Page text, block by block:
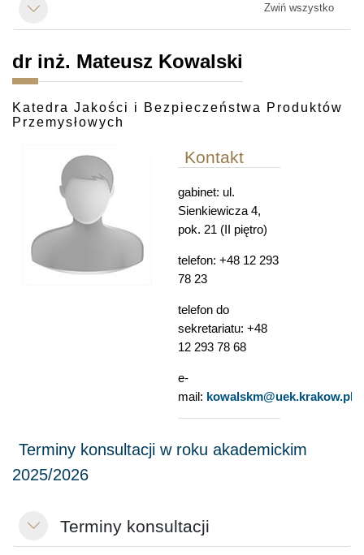
Minimalizuj Zwiń wszystko
dr inż. Mateusz Kowalski
Katedra Jakości i Bezpieczeństwa Produktów
Przemysłowych
Kontakt
gabinet: ul.
Sienkiewicza 4,
pok. 21 (II piętro)
telefon: +48 12 293
78 23
telefon do
sekretariatu: +48
12 293 78 68
e-
mail: kowalskm@uek.krakow.pl
MinimalizujTerminy konsultacji